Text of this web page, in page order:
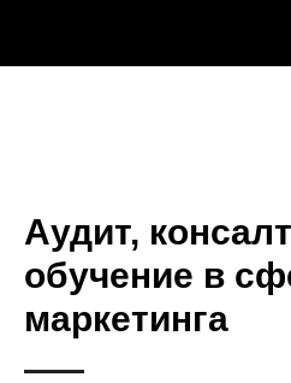
Аудит,
обучение в
маркетинга